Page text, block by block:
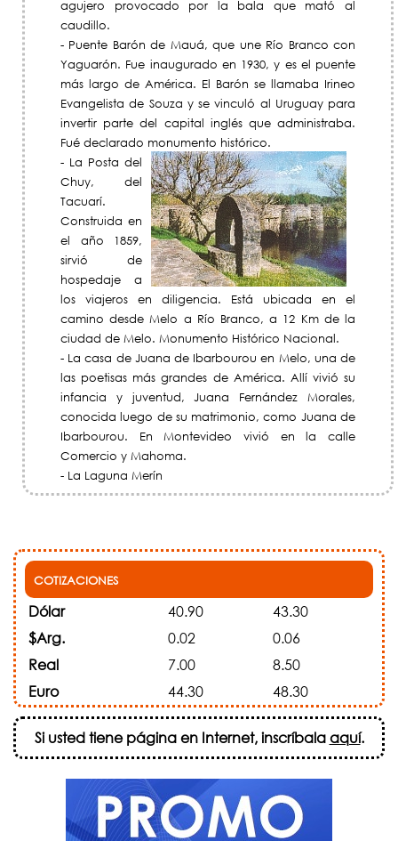
agujero provocado por la bala que mató al
caudillo.
- Puente Barón de Mauá, que une Río Branco con
Yaguarón. Fue inaugurado en 1930, y es el puente
más largo de América. El Barón se llamaba Irineo
Evangelista de Souza y se vinculó al Uruguay para
invertir parte del capital inglés que administraba.
Fué declarado monumento histórico.
- La Posta del
Chuy, del
Tacuarí.
Construida en
el año 1859,
sirvió de
hospedaje a
los viajeros en diligencia. Está ubicada en el
camino desde Melo a Río Branco, a 12 Km de la
ciudad de Melo. Monumento Histórico Nacional.
- La casa de Juana de Ibarbourou en Melo, una de
las poetisas más grandes de América. Allí vivió su
infancia y juventud, Juana Fernández Morales,
conocida luego de su matrimonio, como Juana de
Ibarbourou. En Montevideo vivió en la calle
Comercio y Mahoma.
- La Laguna Merín
COTIZACIONES
Dólar 40.90
43.30
$Arg.
0.02
0.06
Real
7.00
8.50
Euro
44.30 48.30
Si usted tiene página en Internet, inscríbalaaquí.